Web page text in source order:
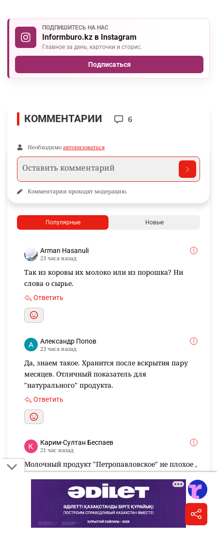
ПОДПИШИТЕСЬ НА НАС
Informburo.kz в Instagram
Главное за день, карточки и сторис.
Подписаться
КОММЕНТАРИИ 6
Необходимо авторизоваться
Комментарии проходят модерацию.
Популярные Новые
Arman Hasanuli
23 часа назад
Так из коровы их молоко или из порошка? Ни
слова о сырье.
Ответить
Александр Попов
23 часа назад
Да, знаем такое. Хранится после вскрытия пару
месяцев. Отличный показатель для
"натурального" продукта.
Ответить
Карим-Султан Беспаев
21 час назад
Молочный продукт "Петропавловское" не плохое ,
по качеству уступает "Зенченко" и "Родина" !